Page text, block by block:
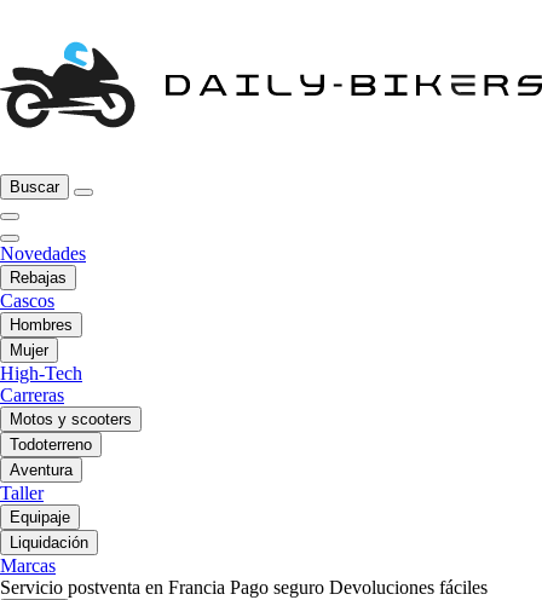
Buscar
Novedades
Rebajas
Cascos
Hombres
Mujer
High-Tech
Carreras
Motos y scooters
Todoterreno
Aventura
Taller
Equipaje
Liquidación
Marcas
Servicio postventa en Francia Pago seguro Devoluciones fáciles